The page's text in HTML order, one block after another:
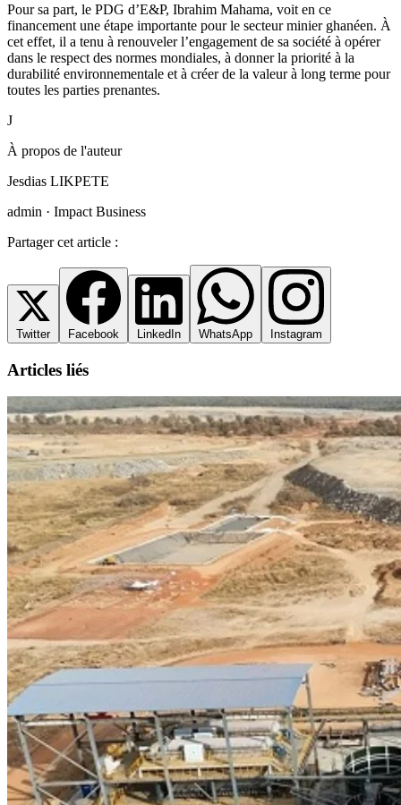
Pour sa part, le PDG d’E&P, Ibrahim Mahama, voit en ce
financement une étape importante pour le secteur minier ghanéen. À
cet effet, il a tenu à renouveler l’engagement de sa société à opérer
dans le respect des normes mondiales, à donner la priorité à la
durabilité environnementale et à créer de la valeur à long terme pour
toutes les parties prenantes.
J
À propos de l'auteur
Jesdias LIKPETE
admin · Impact Business
Partager cet article :
Twitter Facebook LinkedIn WhatsApp Instagram
Articles liés